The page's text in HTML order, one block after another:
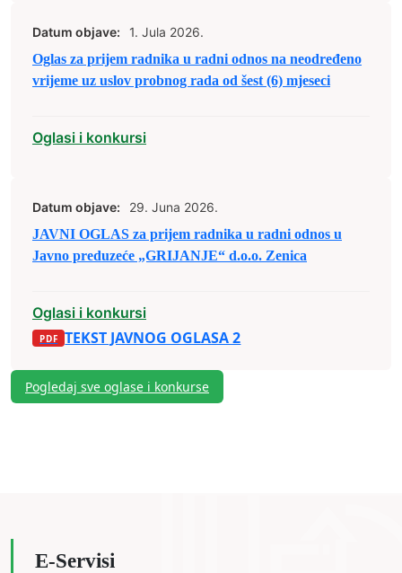
Datum objave:
1. Jula 2026.
Oglas za prijem radnika u radni odnos na neodređeno
vrijeme uz uslov probnog rada od šest (6) mjeseci
Oglasi i konkursi
Datum objave:
29. Juna 2026.
JAVNI OGLAS za prijem radnika u radni odnos u
Javno preduzeće „GRIJANJE“ d.o.o. Zenica
Oglasi i konkursi
TEKST JAVNOG OGLASA 2
Pogledaj sve oglase i konkurse
E-Servisi